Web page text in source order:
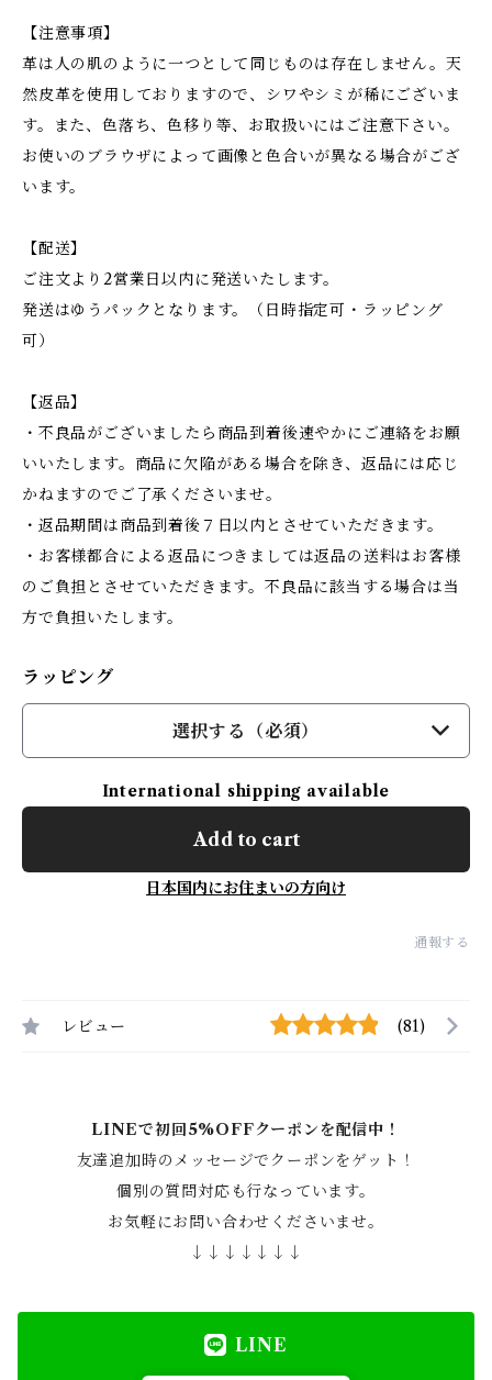
【注意事項】
革は人の肌のように一つとして同じものは存在しません。天
然皮革を使用しておりますので、シワやシミが稀にございま
す。また、色落ち、色移り等、お取扱いにはご注意下さい。
お使いのブラウザによって画像と色合いが異なる場合がござ
います。
【配送】
ご注文より2営業日以内に発送いたします。
発送はゆうパックとなります。（日時指定可・ラッピング
可）
【返品】
・不良品がございましたら商品到着後速やかにご連絡をお願
いいたします。商品に欠陥がある場合を除き、返品には応じ
かねますのでご了承くださいませ。
・返品期間は商品到着後７日以内とさせていただきます。
・お客様都合による返品につきましては返品の送料はお客様
のご負担とさせていただきます。不良品に該当する場合は当
方で負担いたします。
ラッピング
選択する（必須）
International shipping available
Add to cart
日本国内にお住まいの方向け
通報する
レビュー (81)
LINEで初回5%OFFクーポンを配信中！
友達追加時のメッセージでクーポンをゲット！
個別の質問対応も行なっています。
お気軽にお問い合わせくださいませ。
↓↓↓↓↓↓↓
LINE